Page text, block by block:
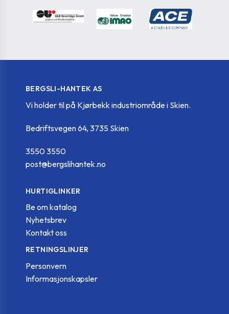
BERGSLI-HANTEK AS
Vi holder til på Kjørbekk industriområde i Skien.
Bedriftsvegen 64, 3735 Skien
3550 3550
post@bergslihantek.no
HURTIGLINKER
Be om katalog
Nyhetsbrev
Kontakt oss
RETNINGSLINJER
Personvern
Informasjonskapsler